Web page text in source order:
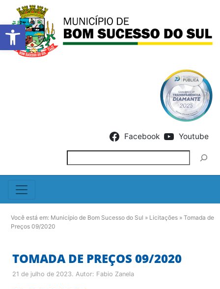
Barra de Ferramentas
Facebook Youtube
Você está em: Município de Bom Sucesso do Sul » Licitações » Tomada de
Preços 09/2020
TOMADA DE PREÇOS 09/2020
21 de julho de 2023. Autor: Fabio Zanela